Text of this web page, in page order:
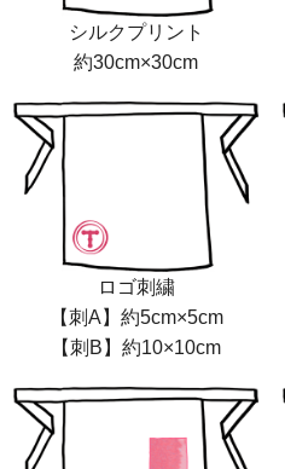
シルクプリント
約30cm×30cm
ロゴ刺繍
【刺A】約5cm×5cm
【刺B】約10×10cm